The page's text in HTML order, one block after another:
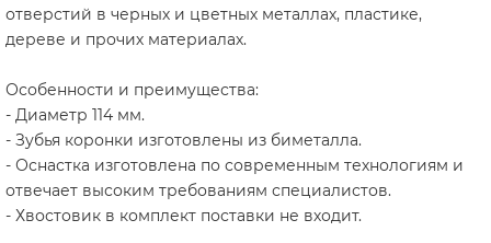
отверстий в черных и цветных металлах, пластике,
дереве и прочих материалах.
Особенности и преимущества:
- Диаметр 114 мм.
- Зубья коронки изготовлены из биметалла.
- Оснастка изготовлена по современным технологиям и
отвечает высоким требованиям специалистов.
- Хвостовик в комплект поставки не входит.